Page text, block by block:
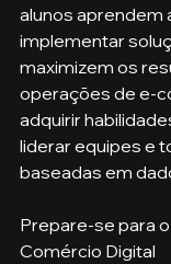
alunos aprendem
implementar
maximizem os
operações de e-
adquirir
liderar equipes e
baseadas em
Prepare-se para
Comércio Digital